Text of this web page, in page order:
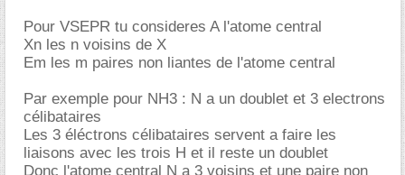
Pour VSEPR tu consideres A l'atome central
Xn les n voisins de X
Em les m paires non liantes de l'atome central
Par exemple pour NH3 : N a un doublet et 3 electrons
célibataires
Les 3 éléctrons célibataires servent a faire les
liaisons avec les trois H et il reste un doublet
Donc l'atome central N a 3 voisins et une paire non